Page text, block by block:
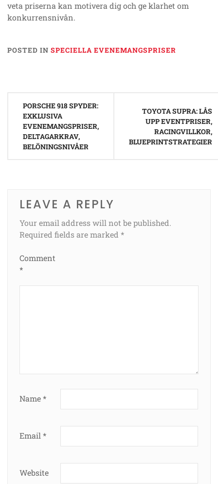
veta priserna kan motivera dig och ge klarhet om
konkurrensnivån.
POSTED IN SPECIELLA EVENEMANGSPRISER
navigation
PORSCHE 918 SPYDER:
EXKLUSIVA
EVENEMANGSPRISER,
DELTAGARKRAV,
BELÖNINGSNIVÅER
TOYOTA SUPRA: LÅS
UPP EVENTPRISER,
RACINGVILLKOR,
BLUEPRINTSTRATEGIER
LEAVE A REPLY
Your email address will not be published.
Required fields are marked *
Comment
*
Name*
Email *
Website